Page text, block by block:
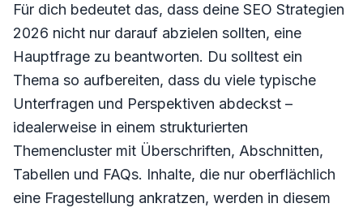
Für dich bedeutet das, dass deine SEO Strategien
2026 nicht nur darauf abzielen sollten, eine
Hauptfrage zu beantworten. Du solltest ein
Thema so aufbereiten, dass du viele typische
Unterfragen und Perspektiven abdeckst –
idealerweise in einem strukturierten
Themencluster mit Überschriften, Abschnitten,
Tabellen und FAQs. Inhalte, die nur oberflächlich
eine Fragestellung ankratzen, werden in diesem